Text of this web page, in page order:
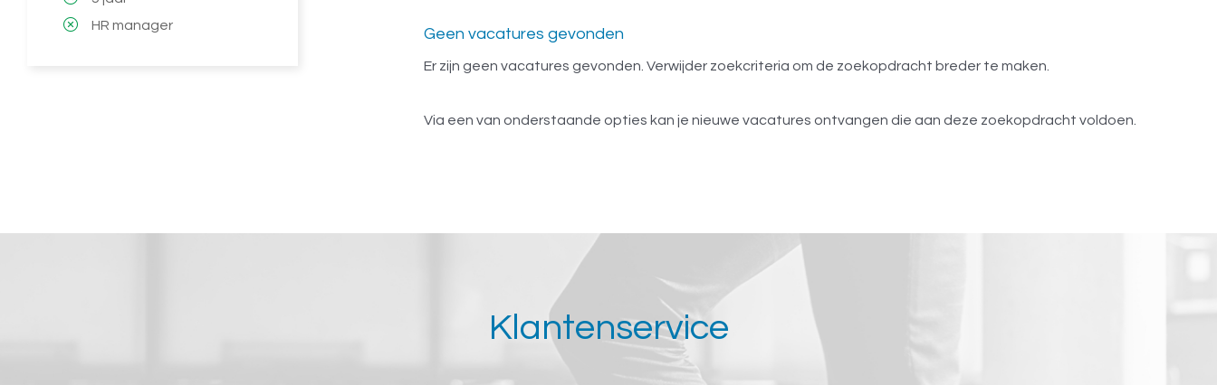
HR manager
Geen vacatures gevonden
Er zijn geen vacatures gevonden. Verwijder zoekcriteria om de zoekopdracht breder te maken.
Via een van onderstaande opties kan je nieuwe vacatures ontvangen die aan deze zoekopdracht voldoen.
Klantenservice